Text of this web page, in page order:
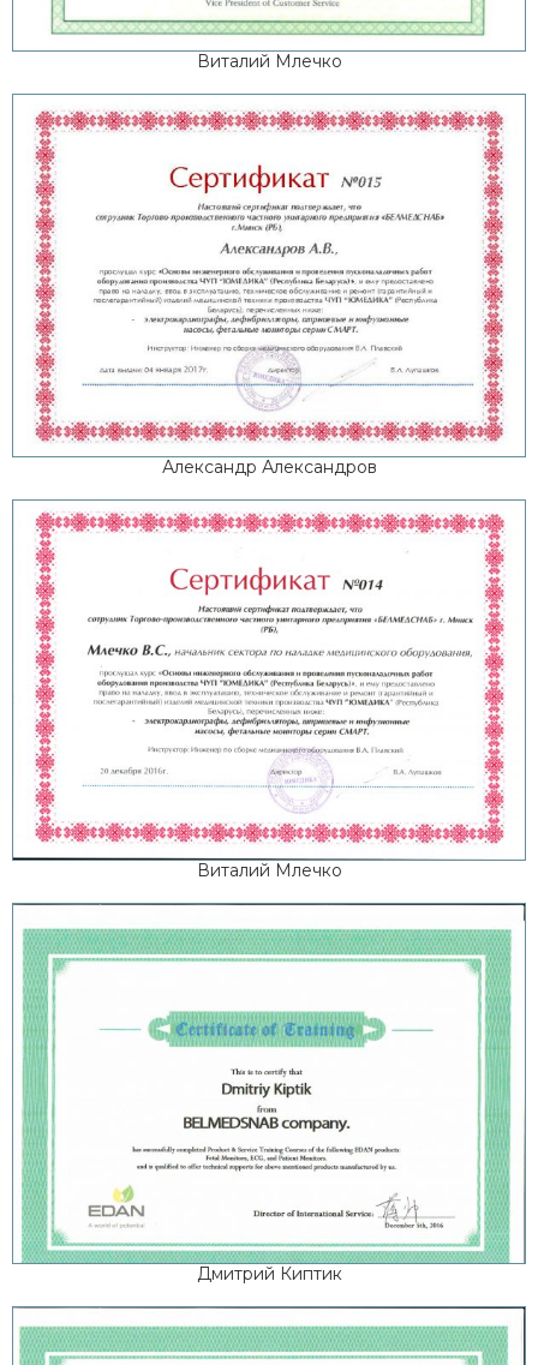
Виталий Млечко
Александр Александров
Виталий Млечко
Дмитрий Киптик